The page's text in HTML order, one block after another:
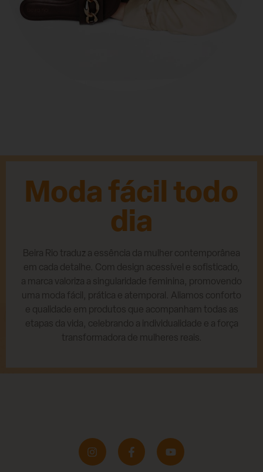
Moda fácil todo
dia
Beira Rio traduz a essência da mulher contemporânea
em cada detalhe. Com design acessível e sofisticado,
a marca valoriza a singularidade feminina, promovendo
uma moda fácil, prática e atemporal. Aliamos conforto
e qualidade em produtos que acompanham todas as
etapas da vida, celebrando a individualidade e a força
transformadora de mulheres reais.